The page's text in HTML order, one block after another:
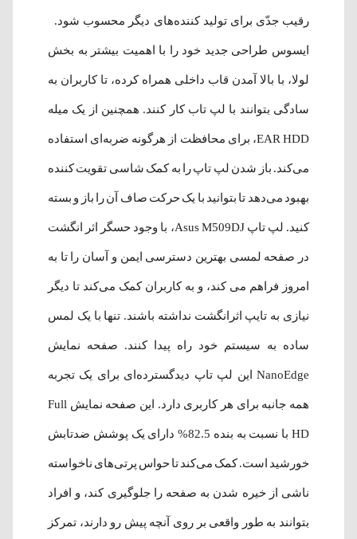
رقیب جدّی برای تولید کننده‌های دیگر محسوب شود.
ایسوس طراحی جدید خود را با اهمیت بیشتر به بخش
لولا، با بالا آمدن قاب داخلی همراه کرده، تا کاربران به
سادگی بتوانند با لپ تاب کار کنند. همچنین از یک میله
EAR HDD، برای محافظت از هرگونه ضربه‌ای استفاده
می‌کند. باز شدن لپ تاپ را به کمک شاسی تقویت کننده
بهبود می‌دهد تا بتوانید با یک حرکت صاف آن را باز و بسته
کنید. لپ تاپ Asus M509DJ، با وجود حسگر اثر انگشت
در صفحه لمسی بهترین دسترسی ایمن و آسان را تا به
امروز فراهم می کند، و به کاربران کمک می‌کند تا دیگر
نیازی به تایپ اثرانگشت نداشته باشند. تنها با یک لمس
ساده به سیستم خود راه پیدا کنند. صفحه نمایش
NanoEdge این لپ تاپ دیدگسترده‌ای برای یک تجربه
همه جانبه برای هر کاربری دارد. این صفحه نمایش Full
HD با نسبت به بنده 82.5% دارای یک پوشش ضدتابش
خورشید است. کمک می‌کند تا حواس پرتی‌های ناخواسته
ناشی از خیره شدن به صفحه را جلوگیری کند، و افراد
بتوانند به طور واقعی بر روی آنچه پیش رو دارند، تمرکز